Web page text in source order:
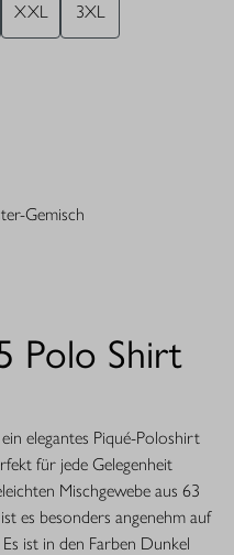
XXL 3XL
Gemisch
Polo Shirt
elegantes Piqué-Poloshirt
für jede Gelegenheit
Mischgewebe aus 63
es besonders angenehm auf
ist in den Farben Dunkel